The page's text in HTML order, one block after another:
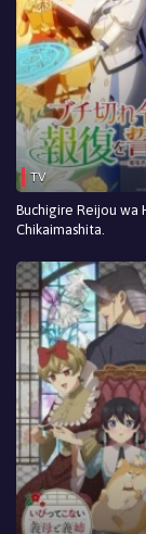
TV
Buchigire Reijou wa
Chikaimashita.